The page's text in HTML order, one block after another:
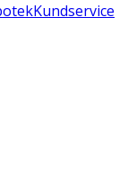
Kundservice